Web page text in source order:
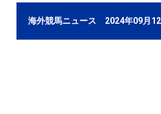
海外競馬ニュース 2024年09月